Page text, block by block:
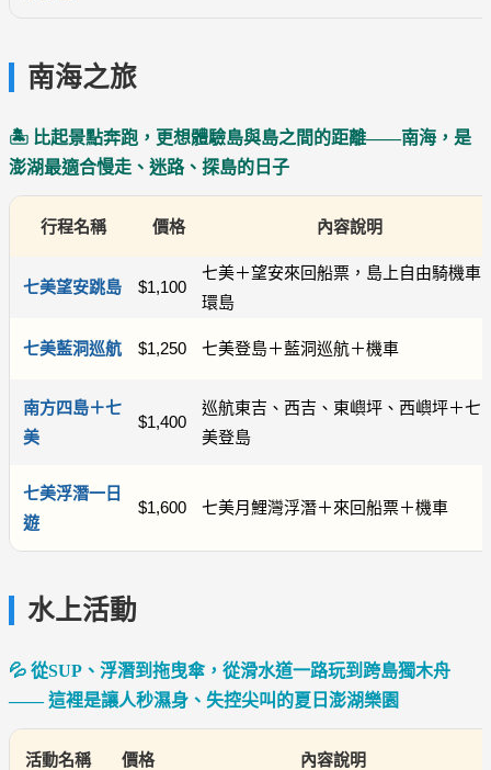
南海之旅
🏝️ 比起景點奔跑，更想體驗島與島之間的距離——南海，是
澎湖最適合慢走、迷路、探島的日子
行程名稱 價格 內容說明
七美望安跳島 $1,100
七美＋望安來回船票，島上自由騎機車
環島
七美藍洞巡航 $1,250 七美登島＋藍洞巡航＋機車
南方四島＋七
美
$1,400
巡航東吉、西吉、東嶼坪、西嶼坪＋七
美登島
七美浮潛一日
遊
$1,600 七美月鯉灣浮潛＋來回船票＋機車
水上活動
💦 從SUP、浮潛到拖曳傘，從滑水道一路玩到跨島獨木舟
—— 這裡是讓人秒濕身、失控尖叫的夏日澎湖樂園
活動名稱 價格 內容說明